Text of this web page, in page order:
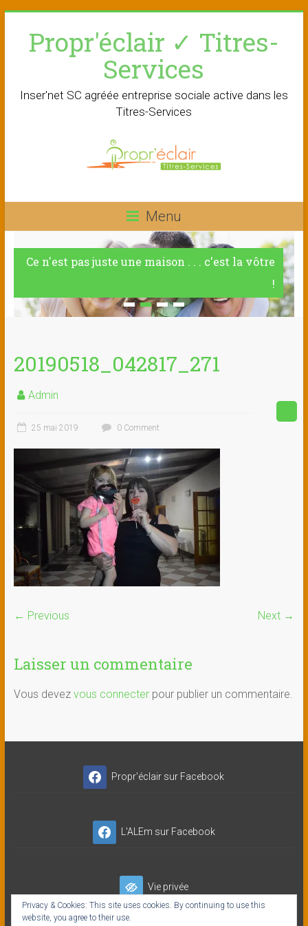
contentPropr'éclair ✓ Titres-
Services
Inser'net SC agréée entreprise sociale active dans les
Titres-Services
Menu
Ce n'est pas juste une maison . . . c'est la vôtre
!
20190518_042817_271
Admin
25 mai 2019 0 Comment
← Previous Next →
Laisser un commentaire
Vous devez vous connecterpour publier un commentaire.
Propr'éclair sur Facebook
L'ALEm sur Facebook
Vie privée
Privacy & Cookies: This site uses cookies. By continuing to use this
website, you agree to their use.